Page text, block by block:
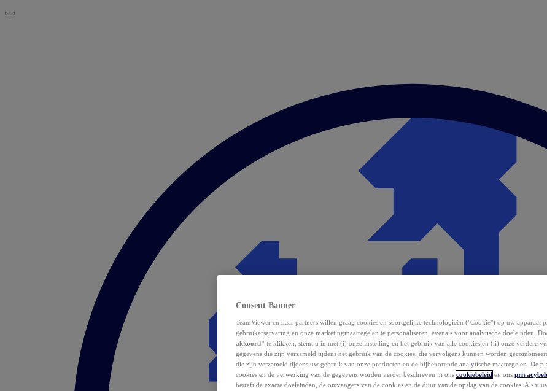
Consent Banner
TeamViewer en haar partners willen graag cookies en soortgelijke technologieën ("Cookie") op uw apparaat
gebruikerservaring en onze marketingmaatregelen te personaliseren, evenals voor analytische doeleinden.
akkoord" te klikken, stemt u in met (i) onze instelling en het gebruik van alle cookies en (ii) onze verdere
gegevens die zijn verzameld tijdens het gebruik van de cookies, die vervolgens kunnen worden
die zijn verzameld tijdens uw gebruik van onze producten en de bijbehorende analytische maatregelen. De
cookies en de verwerking van de gegevens worden verder beschreven in ons cookiebeleid en ons
betreft de exacte doeleinden, de ontvangers van de cookies en de duur van de opslag van de cookies. Als u